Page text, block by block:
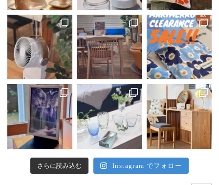
さらに読み込む Instagram でフォロー